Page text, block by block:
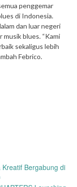
penggemar
di Indonesia.
dan luar negeri
blues. “Kami
sekaligus lebih
Febrico.
Bergabung di